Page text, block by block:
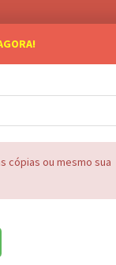
cópias ou mesmo sua